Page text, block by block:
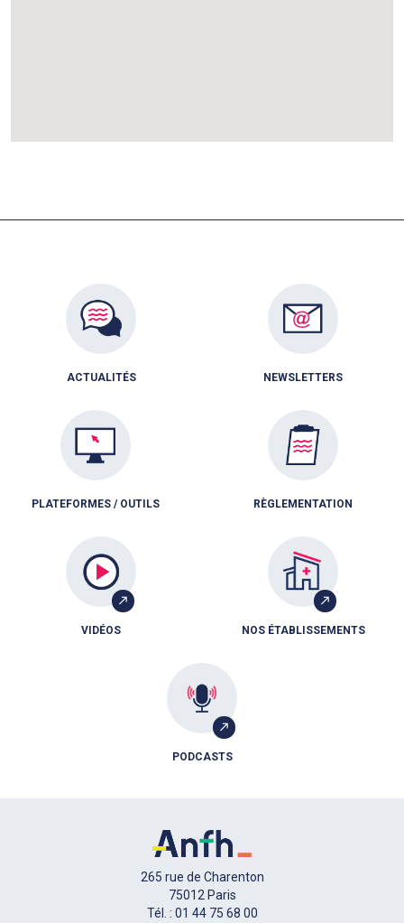
ACTUALITÉS NEWSLETTERS
PLATEFORMES / OUTILS RÈGLEMENTATION
VIDÉOS NOS ÉTABLISSEMENTS
PODCASTS
265 rue de Charenton
75012 Paris
Tél. : 01 44 75 68 00